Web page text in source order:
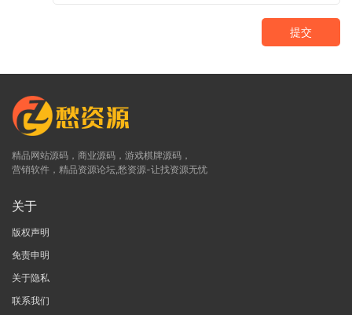
提交
精品网站源码，商业源码，游戏棋牌源码，
营销软件，精品资源论坛,愁资源-让找资源无忧
关于
版权声明
免责申明
关于隐私
联系我们